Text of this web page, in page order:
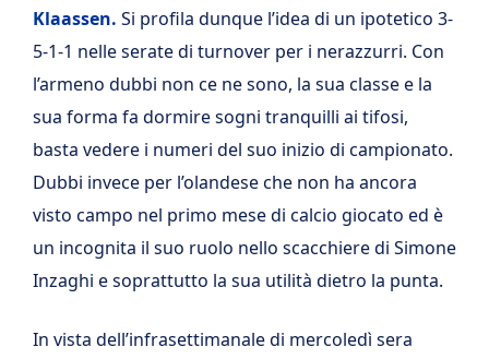
Klaassen. Si profila dunque l’idea di un ipotetico 3-
5-1-1 nelle serate di turnover per i nerazzurri. Con
l’armeno dubbi non ce ne sono, la sua classe e la
sua forma fa dormire sogni tranquilli ai tifosi,
basta vedere i numeri del suo inizio di campionato.
Dubbi invece per l’olandese che non ha ancora
visto campo nel primo mese di calcio giocato ed è
un incognita il suo ruolo nello scacchiere di Simone
Inzaghi e soprattutto la sua utilità dietro la punta.
In vista dell’infrasettimanale di mercoledì sera